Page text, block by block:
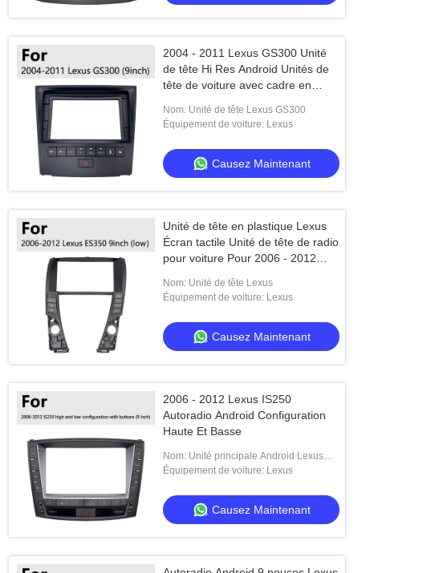
2004 - 2011 Lexus GS300 Unité
de tête Hi Res Android Unités de
tête de voiture avec cadre en
Nom: Unité de tête Lexus GS300
Équipement de voiture: Lexus
Causez Maintenant
Unité de tête en plastique Lexus
Écran tactile Unité de tête de radio
pour voiture Pour 2006 - 2012
Nom: Unité de tête Lexus
Équipement de voiture: Lexus
Causez Maintenant
2006 - 2012 Lexus IS250
Autoradio Android Configuration
Haute Et Basse
Nom: Unité principale Android Lexus
IS250
Équipement de voiture: Lexus
Causez Maintenant